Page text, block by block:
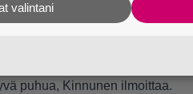
sekoittumiseen. Itse olen siihen
puhua, Kinnunen ilmoittaa.
valintani